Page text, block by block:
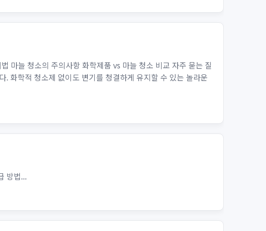
마늘 청소의 주의사항 화학제품 vs 마늘 청소 비교 자주 묻는 질
화학적 청소제 없이도 변기를 청결하게 유지할 수 있는 놀라운
방법...